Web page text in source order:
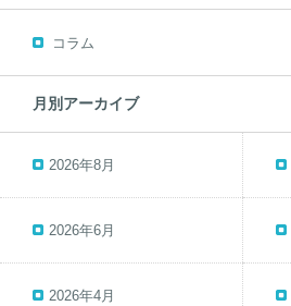
コラム
月別アーカイブ
2026年8月
2026年6月
2026年4月